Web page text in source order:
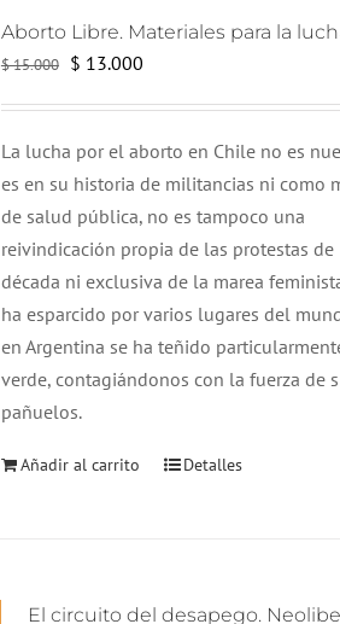
$15.000 El
era:
$ 15.000.
$ 13.000El
es:
$ 13.000.
La lucha por el aborto en Chile no es
es en su historia de militancias ni como
de salud pública, no es tampoco una
reivindicación propia de las protestas
década ni exclusiva de la marea
ha esparcido por varios lugares del
en Argentina se ha teñido
verde, contagiándonos con la fuerza de
pañuelos.
Añadir al carrito Detalles